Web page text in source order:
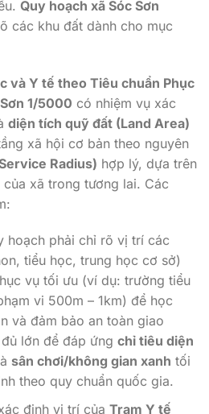
Quy hoạch xã Sóc Sơn
các khu đất dành cho mục
và Y tế theo Tiêu chuẩn Phục
1/5000 có nhiệm vụ xác
diện tích quỹ đất (Land Area)
xã hội cơ bản theo nguyên
Radius) hợp lý, dựa trên
của xã trong tương lai. Các
hoạch phải chỉ rõ vị trí các
tiểu học, trung học cơ sở)
vụ tối ưu (ví dụ: trường tiểu
vi 500m – 1km) để học
và đảm bảo an toàn giao
lớn để đáp ứng chỉ tiêu diện
sân chơi/không gian xanh tối
theo quy chuẩn quốc gia.
định vị trí của Trạm Y tế